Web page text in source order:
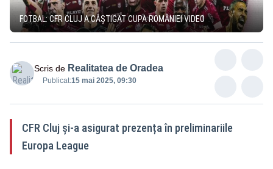
FOTBAL: CFR CLUJ A CÂȘTIGAT CUPA ROMÂNIEI VIDEO
Scris de Realitatea de Oradea
Publicat:15 mai 2025, 09:30
CFR Cluj și-a asigurat prezența în preliminariile
Europa League